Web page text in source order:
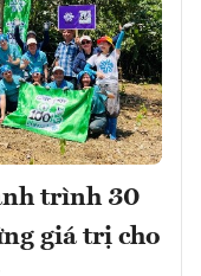
trình 30
giá trị cho